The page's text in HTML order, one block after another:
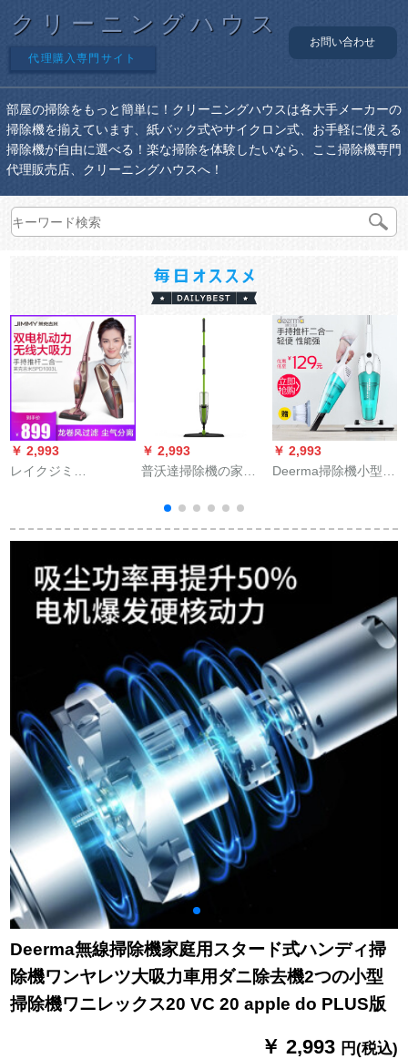
クリーニングハウス
代理購入専門サイト
お問い合わせ
部屋の掃除をもっと簡単に！クリーニングハウスは各大手メーカーの
掃除機を揃えています、紙バック式やサイクロン式、お手軽に使える
掃除機が自由に選べる！楽な掃除を体験したいなら、ここ掃除機専門
代理販売店、クリーニングハウスへ！
￥ 2,993
レイクジミ
ド合一立式家庭用掃
￥ 2,993
普沃達掃除機の家庭
出す。
￥ 2,993
Deerma掃除機小型携
DX 118 Cにフレタを
た。
Deerma無線掃除機家庭用スタード式ハンディ掃
除機ワンヤレツ大吸力車用ダニ除去機2つの小型
掃除機ワニレックス20 VC 20 apple do PLUS版
￥ 2,993 円(税込)